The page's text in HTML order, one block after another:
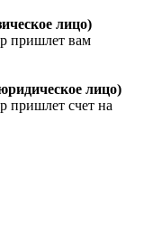
лицо)
пришлет вам
лицо)
пришлет счет на